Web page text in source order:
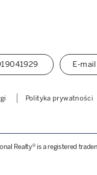
E-mail
Polityka prywatności
Realty® is a registered